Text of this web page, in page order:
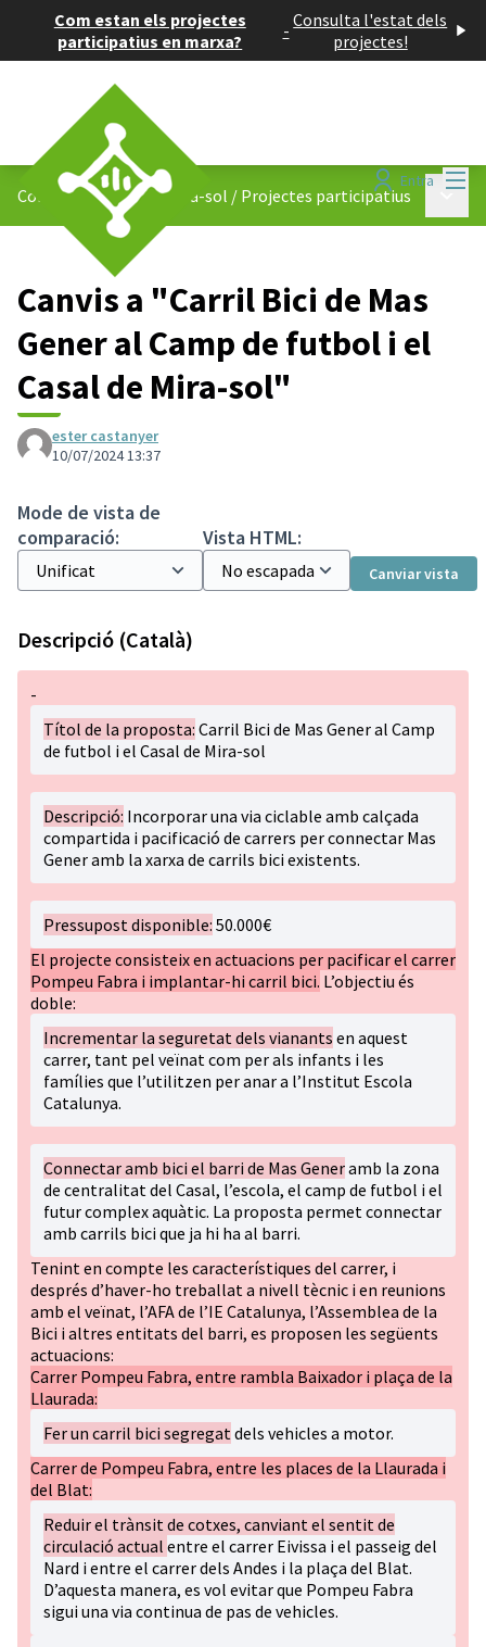
Com estan els projectes
participatius en marxa?
- Consulta l'estat dels
projectes!
Entra
Consell de Barris de Mira-sol / Projectes participatius
Canvis a "Carril Bici de Mas
Gener al Camp de futbol i el
Casal de Mira-sol"
ester castanyer
10/07/2024 13:37
Mode de vista de
comparació:
Vista HTML:
Canviar vista
Descripció (Català)
-
Títol de la proposta: Carril Bici de Mas Gener al Camp
de futbol i el Casal de Mira-sol
Descripció: Incorporar una via ciclable amb calçada
compartida i pacificació de carrers per connectar Mas
Gener amb la xarxa de carrils bici existents.
Pressupost disponible: 50.000€
El projecte consisteix en actuacions per pacificar el carrer
Pompeu Fabra i implantar-hi carril bici. L’objectiu és
doble:
Incrementar la seguretat dels vianants en aquest
carrer, tant pel veïnat com per als infants i les
famílies que l’utilitzen per anar a l’Institut Escola
Catalunya.
Connectar amb bici el barri de Mas Generamb la zona
de centralitat del Casal, l’escola, el camp de futbol i el
futur complex aquàtic. La proposta permet connectar
amb carrils bici que ja hi ha al barri.
Tenint en compte les característiques del carrer, i
després d’haver-ho treballat a nivell tècnic i en reunions
amb el veïnat, l’AFA de l’IE Catalunya, l’Assemblea de la
Bici i altres entitats del barri, es proposen les següents
actuacions:
Carrer Pompeu Fabra, entre rambla Baixador i plaça de la
Llaurada:
Fer un carril bici segregatdels vehicles a motor.
Carrer de Pompeu Fabra, entre les places de la Llaurada i
del Blat:
Reduir el trànsit de cotxes, canviant el sentit de
circulació actual entre el carrer Eivissa i el passeig del
Nard i entre el carrer dels Andes i la plaça del Blat.
D’aquesta manera, es vol evitar que Pompeu Fabra
sigui una via continua de pas de vehicles.